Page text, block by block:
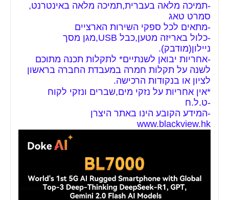
-תמיכה מלאה בעברית,תמיכה מלאה באינטרנט,
סמרט טאג
-מתאים לכל ספקי השירות הארציים
-כלול באריזה מטען,כבל USB,מגן מסך
ניילון(מודבק).
-אחריות יבואן לשנתיים* לתקלות תכנה מתוכם
לשנה על תקלות חמרה במעבדת החברה בראשון
לציון או בנקודות הרכישה.
*אין אחריות על נזקי מים,שברים ונזקי לקוח
-ט.ל.ח
-המידע הקובע הינו באתר היצרן
www.blackview.hk